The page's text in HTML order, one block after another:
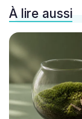
À lire aussi